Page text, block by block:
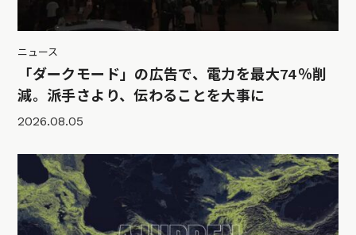
ニュース
「ダークモード」の広告で、電力を最大74％削
減。派手さより、伝わることを大事に
2026.08.05